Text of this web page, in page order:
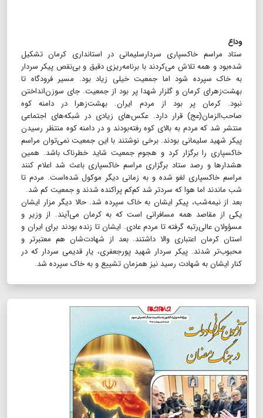
وداع
ستاد مراسم خاکسپاری سردارسلیمانی در استانداری کرمان تشکیل
شده‌بود و همه تلاش می‌کردند با برنامه‌ریزی دقیق و بی‌نقص پیکر سردار
به خاک سپرده شود اما جمعیت خیلی زیاد بود. مسیر فرودگاه تا
بهشت‌زهرای کرمان و گلزار شهدا پر بود از جمعیت. جای سوزن‌انداختن
نبود. کرمان پر بود از مردم ایران. بهشت‌زهرا در دامنه کوه
صاحب‌الزمان(عج) قرار دارد. عکس‌های زیادی در شبکه‌های اجتماعی
منتشر شد که مردم به بالای کوه رفته‌بودند و در دامنه کوه منتظر رسیدن
پیکر شهید سلیمانی بودند. برخی نوشتند با این جمعیت نمی‌توان مراسم
خاکسپاری را برگزار کرد و هجوم جمعیت شاید خطرناک باشد. همین
هشدارها و رصد ستاد برگزاری مراسم خاکسپاری باعث شد اعلام کنند
مراسم خاکسپاری لغو شده و به زمانی دیگر موکول شده‌است. مردم تا
شب ماندند اما هوا که سردتر شد کم‌کم پراکنده شدند و جمعیت کم شد.
بعد از نیمه‌شب، پیکر ایشان به خاک سپرده شد. حالا دیگر مزار ایشان
یکی از مقاصد همه مسافرانی است که به کرمان می‌آیند. از وزیر و
مسؤولان عالی‌رتبه گرفته تا مردم عادی. ایشان تا زنده بودند برای ایران و
استان کرمان اعتباری والا داشتند. بعد از شهادت‌شان هم معتبرتر و
محبوب‌تر شدند. پیکر سردار شهید پورجعفری، یار قدیمی سردار که در
کنار ایشان به شهادت رسید نیز همزمان تشییع و به خاک سپرده شد.